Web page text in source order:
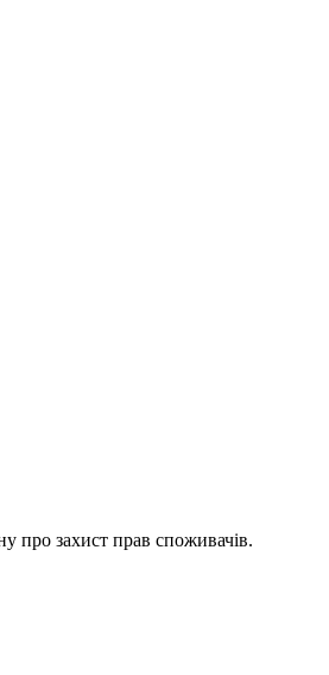
про захист прав споживачів.